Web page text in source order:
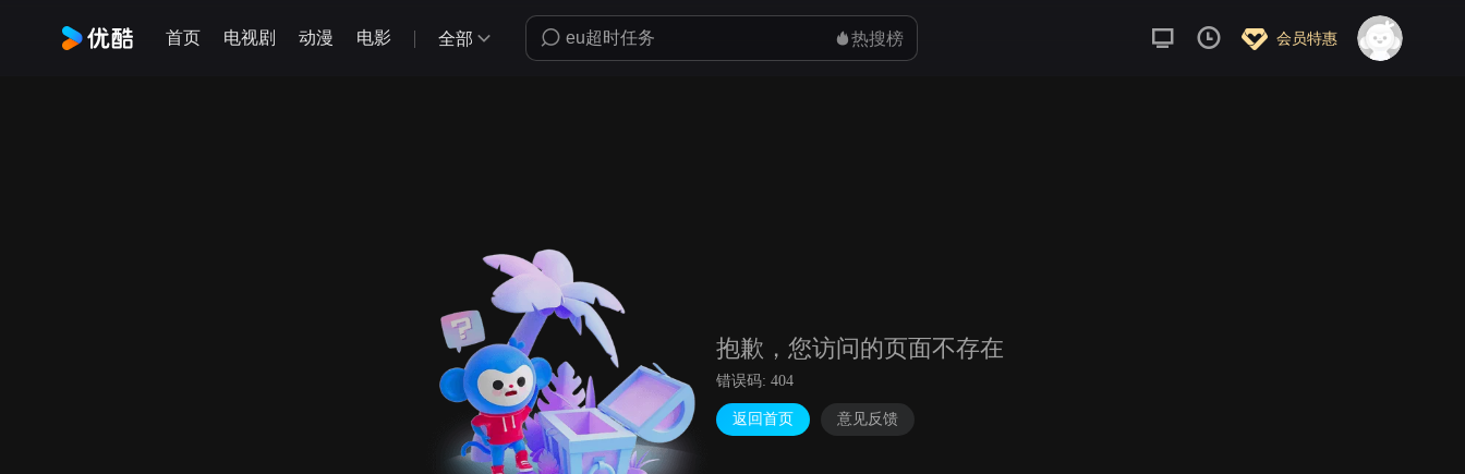
首页 电视剧 动漫 电影 全部 热搜榜 会员特惠
抱歉，您访问的页面不存在
错误码: 404
返回首页 意见反馈